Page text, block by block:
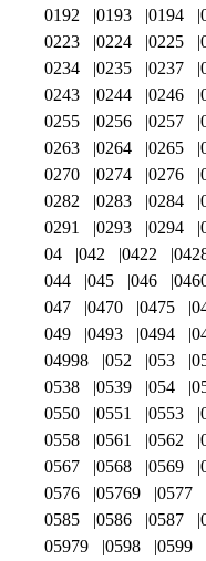
0192 0193 0194
0223
0224 0225
0234
0235 0237
0243
0244 0246
0255
0256 0257
0263
0264 0265
0270
0274 0276
0282
0283 0284
0291
0293 0294
04
042 0422
044
045 046
047
0470 0475
049
0493 0494
04998
052 053
0538
0539 054
0550
0551 0553
0558
0561 0562
0567
0568 0569
0576
05769 0577
0585
0586 0587
05979
0598 0599